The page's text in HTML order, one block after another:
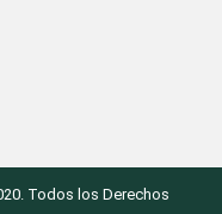
Todos los Derechos